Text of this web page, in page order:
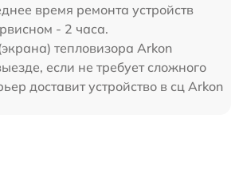
время ремонта устройств
- 2 часа.
тепловизора Arkon
если не требует сложного
доставит устройство в сц Arkon